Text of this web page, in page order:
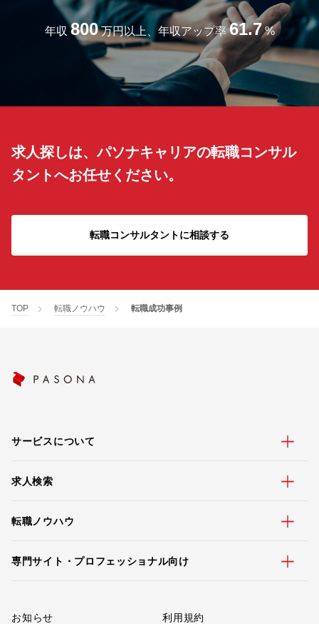
年収 800 万円以上、年収アップ率 61.7 %
求人探しは、パソナキャリアの転職コンサル
タントへお任せください。
転職コンサルタントに相談する
TOP 転職ノウハウ 転職成功事例
サービスについて
求人検索
転職ノウハウ
専門サイト・プロフェッショナル向け
お知らせ 利用規約